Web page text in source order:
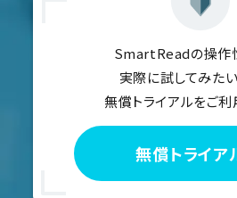
SmartReadの操作
実際に試してみた
無償トライアルをご利
無償トライア